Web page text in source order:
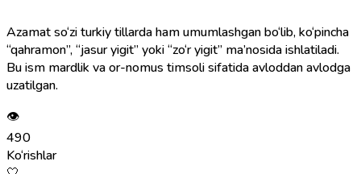
Azamat so‘zi turkiy tillarda ham umumlashgan bo‘lib, ko‘pincha
“qahramon”, “jasur yigit” yoki “zo‘r yigit” ma’nosida ishlatiladi.
Bu ism mardlik va or-nomus timsoli sifatida avloddan avlodga
uzatilgan.
👁
490
Ko‘rishlar